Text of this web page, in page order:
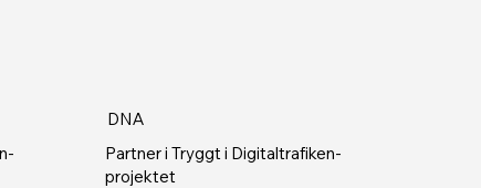
DNA
Partner i Tryggt i Digitaltrafiken-
projektet